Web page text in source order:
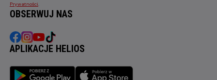
Prywatności
OBSERWUJ NAS
APLIKACJE HELIOS